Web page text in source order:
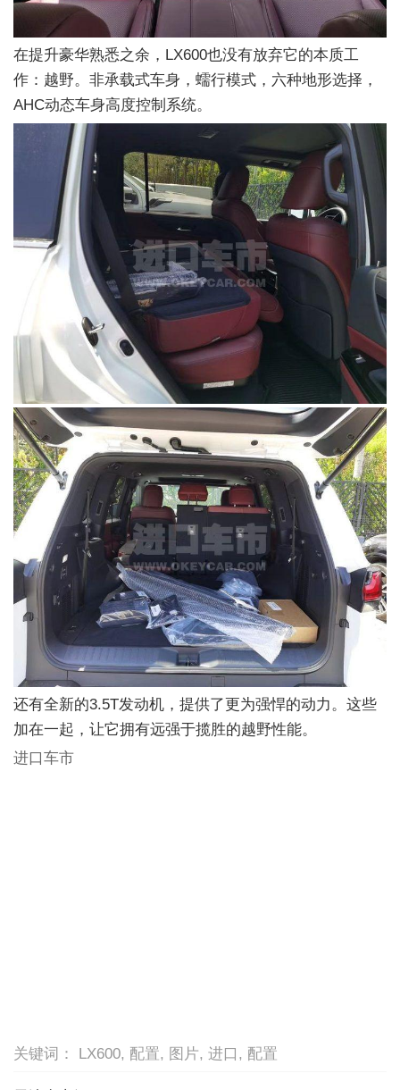
在提升豪华熟悉之余，LX600也没有放弃它的本质工
作：越野。非承载式车身，蠕行模式，六种地形选择，
AHC动态车身高度控制系统。
还有全新的3.5T发动机，提供了更为强悍的动力。这些
加在一起，让它拥有远强于揽胜的越野性能。
进口车市
关键词： LX600, 配置, 图片, 进口, 配置